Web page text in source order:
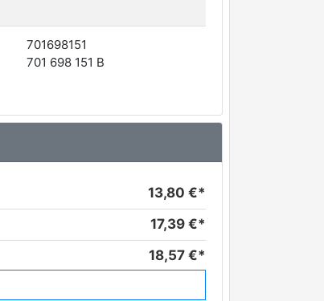
701698151
701 698 151 B
13,80 €*
17,39 €*
18,57 €*